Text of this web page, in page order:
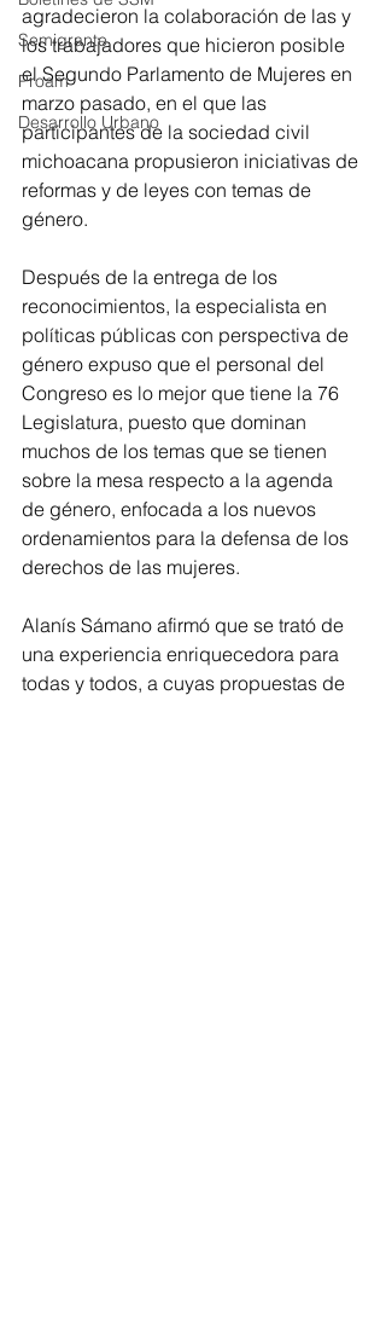
Semigrante
Proam
Desarrollo Urbano
agradecieron la colaboración de las y
los trabajadores que hicieron posible
el Segundo Parlamento de Mujeres en
marzo pasado, en el que las
participantes de la sociedad civil
michoacana propusieron iniciativas de
reformas y de leyes con temas de
género.
Después de la entrega de los
reconocimientos, la especialista en
políticas públicas con perspectiva de
género expuso que el personal del
Congreso es lo mejor que tiene la 76
Legislatura, puesto que dominan
muchos de los temas que se tienen
sobre la mesa respecto a la agenda
de género, enfocada a los nuevos
ordenamientos para la defensa de los
derechos de las mujeres.
Alanís Sámano afirmó que se trató de
una experiencia enriquecedora para
todas y todos, a cuyas propuestas de